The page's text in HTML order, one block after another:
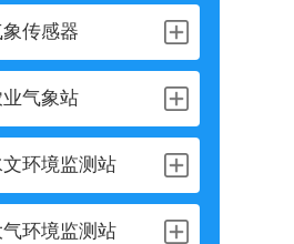
传感器
气象站
环境监测站
气环境监测站